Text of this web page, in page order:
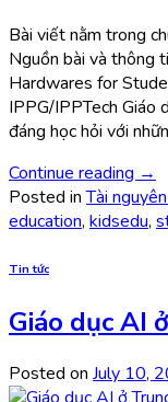
Bài viết nằm trong
Nguồn bài và thông
Hardwares for
IPPG/IPPTech Giáo
đáng học hỏi với
Continue reading →
Posted inTài
education, kidsedu,
Tin tức
Giáo dục AI
Posted on July 10,